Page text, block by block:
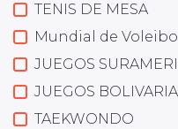
TENIS DE MESA
Mundial de Voleibol
JUEGOS
JUEGOS
TAEKWONDO